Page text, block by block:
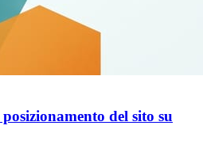
del sito su